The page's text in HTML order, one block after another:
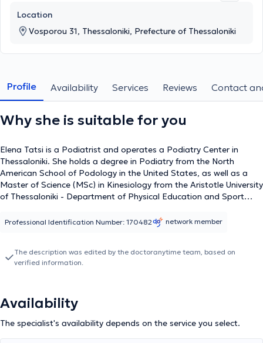
Location
Vosporou 31, Thessaloniki, Prefecture of Thessaloniki
Profile Availability Services Reviews Contact
Why she is suitable for you
Elena Tatsi is a Podiatrist and operates a Podiatry Center in
Thessaloniki. She holds a degree in Podiatry from the North
American School of Podology in the United States, as well as a
Master of Science (MSc) in Kinesiology from the Aristotle University
of Thessaloniki - Department of Physical Education and Sport
from the Medical School of the University of Thessaly in the
aesthetic podology diploma from IEK PASTER in Thessaloniki,
along with an Aesthetician-Cosmetologist diploma from SEYP
IEK AKMI and IEK PASTER. At the Podiatry Center led by Elena
Tatsi, specialized lower limb health services are offered in a fully
equipped and modern environment. The center’s qualified
podiatrists diagnose conditions and follow appropriate treatment
Professional Identification Number: 170482 network member
The description was edited by the doctoranytime team, based on
verified information.
Availability
The specialist's availability depends on the service you select.